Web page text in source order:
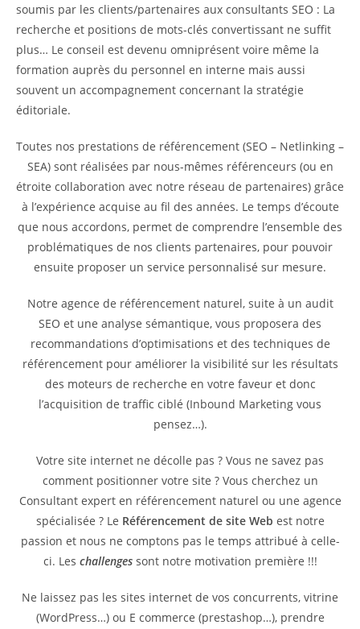
soumis par les clients/partenaires aux consultants SEO : La
recherche et positions de mots-clés convertissant ne suffit
plus… Le conseil est devenu omniprésent voire même la
formation auprès du personnel en interne mais aussi
souvent un accompagnement concernant la stratégie
éditoriale.
Toutes nos prestations de référencement (SEO – Netlinking –
SEA) sont réalisées par nous-mêmes référenceurs (ou en
étroite collaboration avec notre réseau de partenaires) grâce
à l’expérience acquise au fil des années. Le temps d’écoute
que nous accordons, permet de comprendre l’ensemble des
problématiques de nos clients partenaires, pour pouvoir
ensuite proposer un service personnalisé sur mesure.
Notre agence de référencement naturel, suite à un audit
SEO et une analyse sémantique, vous proposera des
recommandations d’optimisations et des techniques de
référencement pour améliorer la visibilité sur les résultats
des moteurs de recherche en votre faveur et donc
l’acquisition de traffic ciblé (Inbound Marketing vous
pensez…).
Votre site internet ne décolle pas ? Vous ne savez pas
comment positionner votre site ? Vous cherchez un
Consultant expert en référencement naturel ou une agence
spécialisée ? Le Référencement de site Web est notre
passion et nous ne comptons pas le temps attribué à celle-
ci. Les challengessont notre motivation première !!!
Ne laissez pas les sites internet de vos concurrents, vitrine
(WordPress…) ou E commerce (prestashop…), prendre